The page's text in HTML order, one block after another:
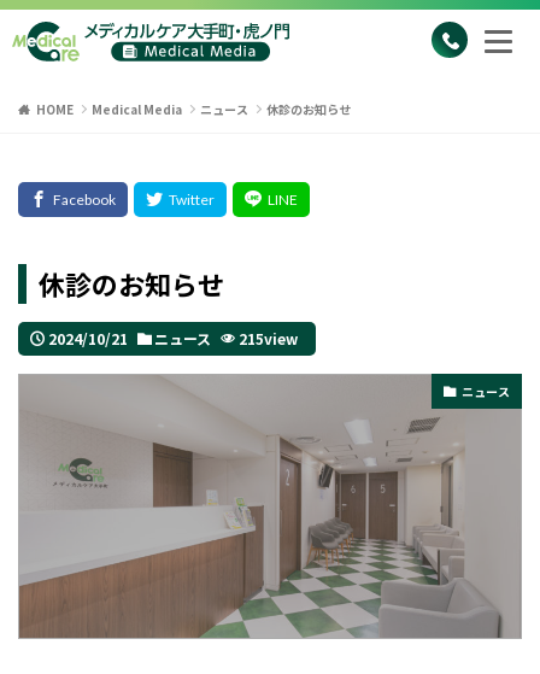
HOME Medical Media ニュース 休診のお知らせ
休診のお知らせ
2024/10/21 ニュース 215view
ニュース